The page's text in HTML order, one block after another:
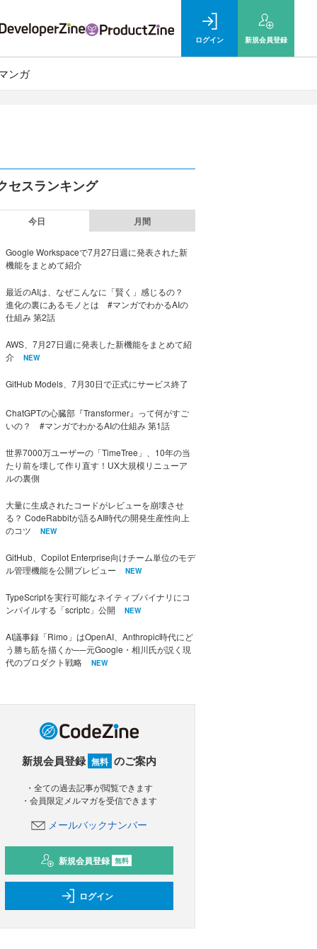
ログイン 新規会員登録
ンガ
セスランキング
今日 月間
Google Workspaceで7月27日週に発表された新
機能をまとめて紹介
最近のAIは、なぜこんなに「賢く」感じるの？
進化の裏にあるモノとは #マンガでわかるAIの
仕組み 第2話
AWS、7月27日週に発表した新機能をまとめて紹
介
NEW
GitHub Models、7月30日で正式にサービス終了
ChatGPTの心臓部『Transformer』って何がすご
いの？ #マンガでわかるAIの仕組み 第1話
世界7000万ユーザーの「TimeTree」、10年の当
たり前を壊して作り直す！UX大規模リニューア
ルの裏側
大量に生成されたコードがレビューを崩壊させ
る？ CodeRabbitが語るAI時代の開発生産性向上
のコツ
NEW
GitHub、Copilot Enterprise向けチーム単位のモデ
ル管理機能を公開プレビュー
NEW
TypeScriptを実行可能なネイティブバイナリにコ
ンパイルする「scriptc」公開
NEW
AI議事録「Rimo」はOpenAI、Anthropic時代にど
う勝ち筋を描くか──元Google・相川氏が説く現
代のプロダクト戦略
NEW
新規会員登録 無料 のご案内
・全ての過去記事が閲覧できます
・会員限定メルマガを受信できます
メールバックナンバー
新規会員登録 無料
ログイン